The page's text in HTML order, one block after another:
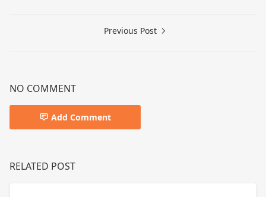
Previous Post
NO COMMENT
Add Comment
RELATED POST